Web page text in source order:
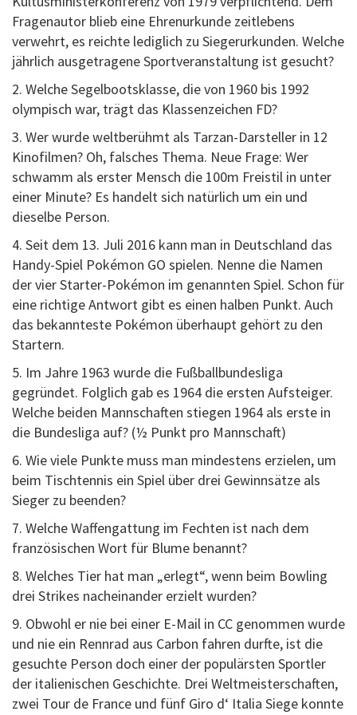
Fragenautor blieb eine Ehrenurkunde zeitlebens
verwehrt, es reichte lediglich zu Siegerurkunden. Welche
jährlich ausgetragene Sportveranstaltung ist gesucht?
2. Welche Segelbootsklasse, die von 1960 bis 1992
olympisch war, trägt das Klassenzeichen FD?
3. Wer wurde weltberühmt als Tarzan-Darsteller in 12
Kinofilmen? Oh, falsches Thema. Neue Frage: Wer
schwamm als erster Mensch die 100m Freistil in unter
einer Minute? Es handelt sich natürlich um ein und
dieselbe Person.
4. Seit dem 13. Juli 2016 kann man in Deutschland das
Handy-Spiel Pokémon GO spielen. Nenne die Namen
der vier Starter-Pokémon im genannten Spiel. Schon für
eine richtige Antwort gibt es einen halben Punkt. Auch
das bekannteste Pokémon überhaupt gehört zu den
Startern.
5. Im Jahre 1963 wurde die Fußballbundesliga
gegründet. Folglich gab es 1964 die ersten Aufsteiger.
Welche beiden Mannschaften stiegen 1964 als erste in
die Bundesliga auf? (½ Punkt pro Mannschaft)
6. Wie viele Punkte muss man mindestens erzielen, um
beim Tischtennis ein Spiel über drei Gewinnsätze als
Sieger zu beenden?
7. Welche Waffengattung im Fechten ist nach dem
französischen Wort für Blume benannt?
8. Welches Tier hat man „erlegt“, wenn beim Bowling
drei Strikes nacheinander erzielt wurden?
9. Obwohl er nie bei einer E-Mail in CC genommen wurde
und nie ein Rennrad aus Carbon fahren durfte, ist die
gesuchte Person doch einer der populärsten Sportler
der italienischen Geschichte. Drei Weltmeisterschaften,
zwei Tour de France und fünf Giro d‘ Italia Siege konnte